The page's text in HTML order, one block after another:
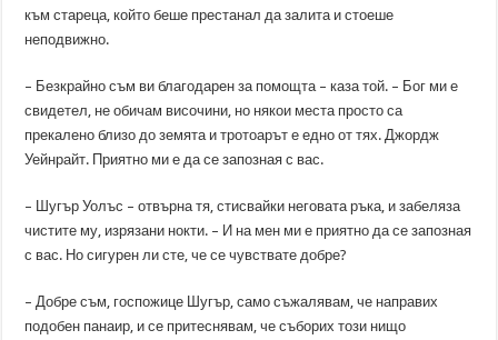
към стареца, който беше престанал да залита и стоеше
неподвижно.
– Безкрайно съм ви благодарен за помощта – каза той. – Бог ми е
свидетел, не обичам височини, но някои места просто са
прекалено близо до земята и тротоарът е едно от тях. Джордж
Уейнрайт. Приятно ми е да се запозная с вас.
– Шугър Уолъс – отвърна тя, стисвайки неговата ръка, и забеляза
чистите му, изрязани нокти. – И на мен ми е приятно да се запозная
с вас. Но сигурен ли сте, че се чувствате добре?
– Добре съм, госпожице Шугър, само съжалявам, че направих
подобен панаир, и се притеснявам, че съборих този нищо